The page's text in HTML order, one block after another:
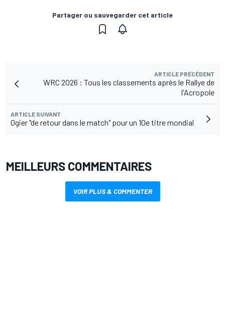
Partager ou sauvegarder cet article
ARTICLE PRÉCÉDENT
WRC 2026 : Tous les classements après le Rallye de
l'Acropole
ARTICLE SUIVANT
Ogier "de retour dans le match" pour un 10e titre mondial
MEILLEURS COMMENTAIRES
VOIR PLUS & COMMENTER